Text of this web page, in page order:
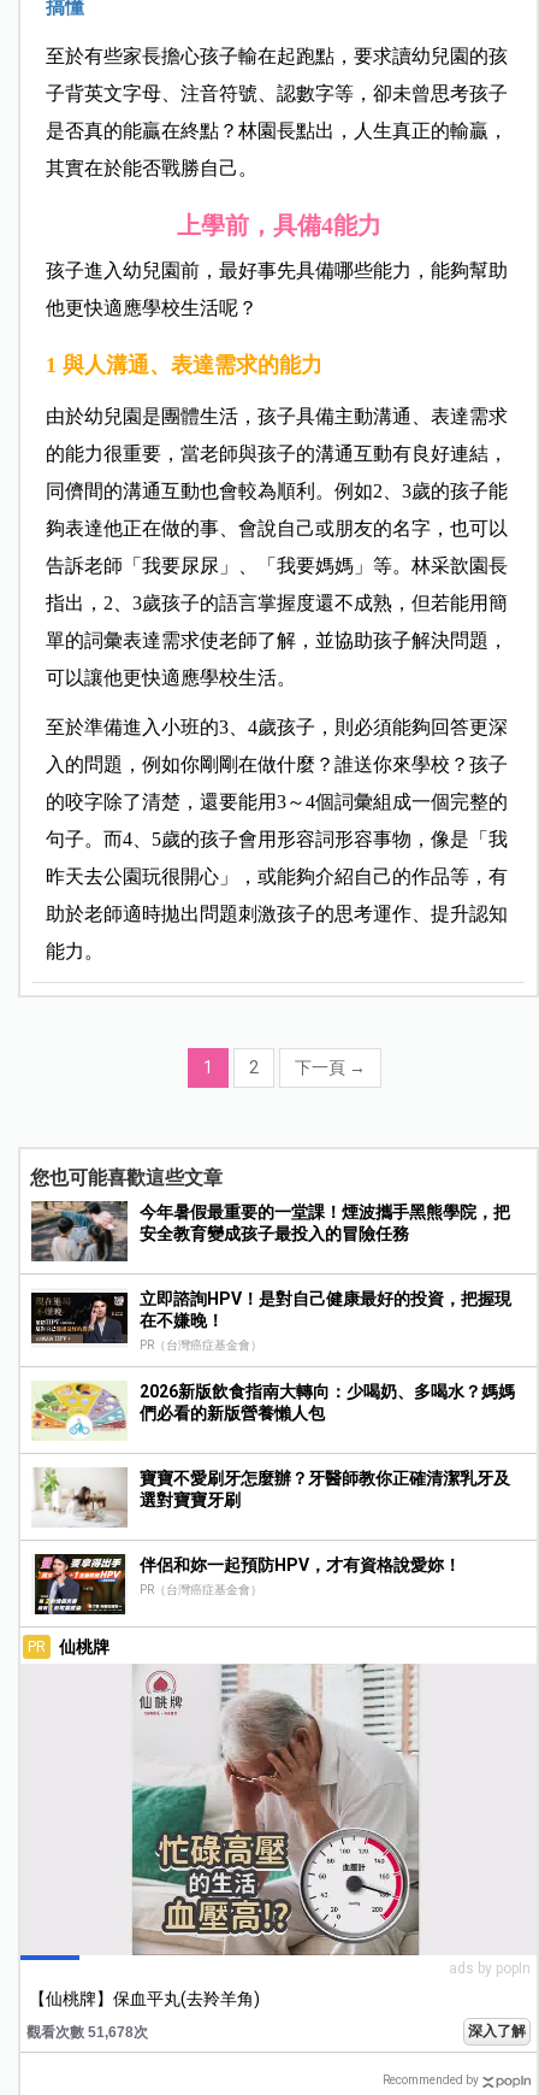
搞懂
至於有些家長擔心孩子輸在起跑點，要求讀幼兒園的孩
子背英文字母、注音符號、認數字等，卻未曾思考孩子
是否真的能贏在終點？林園長點出，人生真正的輸贏，
其實在於能否戰勝自己。
上學前，具備4能力
孩子進入幼兒園前，最好事先具備哪些能力，能夠幫助
他更快適應學校生活呢？
1 與人溝通、表達需求的能力
由於幼兒園是團體生活，孩子具備主動溝通、表達需求
的能力很重要，當老師與孩子的溝通互動有良好連結，
同儕間的溝通互動也會較為順利。例如2、3歲的孩子能
夠表達他正在做的事、會說自己或朋友的名字，也可以
告訴老師「我要尿尿」、「我要媽媽」等。林采歆園長
指出，2、3歲孩子的語言掌握度還不成熟，但若能用簡
單的詞彙表達需求使老師了解，並協助孩子解決問題，
可以讓他更快適應學校生活。
至於準備進入小班的3、4歲孩子，則必須能夠回答更深
入的問題，例如你剛剛在做什麼？誰送你來學校？孩子
的咬字除了清楚，還要能用3～4個詞彙組成一個完整的
句子。而4、5歲的孩子會用形容詞形容事物，像是「我
昨天去公園玩很開心」，或能夠介紹自己的作品等，有
助於老師適時拋出問題刺激孩子的思考運作、提升認知
能力。
1 2 下一頁 →
您也可能喜歡這些文章
今年暑假最重要的一堂課！煙波攜手黑熊學院，把
安全教育變成孩子最投入的冒險任務
立即諮詢HPV！是對自己健康最好的投資，把握現
在不嫌晚！
PR（台灣癌症基金會）
2026新版飲食指南大轉向：少喝奶、多喝水？媽媽
們必看的新版營養懶人包
寶寶不愛刷牙怎麼辦？牙醫師教你正確清潔乳牙及
選對寶寶牙刷
伴侶和妳一起預防HPV，才有資格說愛妳！
PR（台灣癌症基金會）
PR 仙桃牌
ads by popIn
【仙桃牌】保血平丸(去羚羊角)
觀看次數 51,678次 深入了解
Recommended by